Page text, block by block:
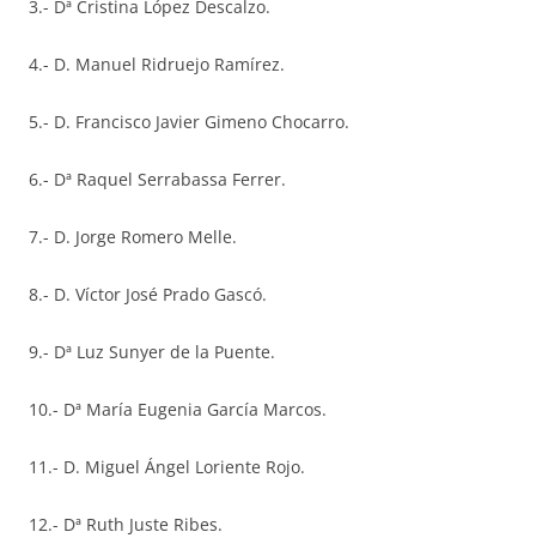
3.- Dª Cristina López Descalzo.
4.- D. Manuel Ridruejo Ramírez.
5.- D. Francisco Javier Gimeno Chocarro.
6.- Dª Raquel Serrabassa Ferrer.
7.- D. Jorge Romero Melle.
8.- D. Víctor José Prado Gascó.
9.- Dª Luz Sunyer de la Puente.
10.- Dª María Eugenia García Marcos.
11.- D. Miguel Ángel Loriente Rojo.
12.- Dª Ruth Juste Ribes.